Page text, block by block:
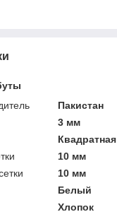
Пакистан
3 мм
Квадратная
10 мм
10 мм
Белый
Хлопок